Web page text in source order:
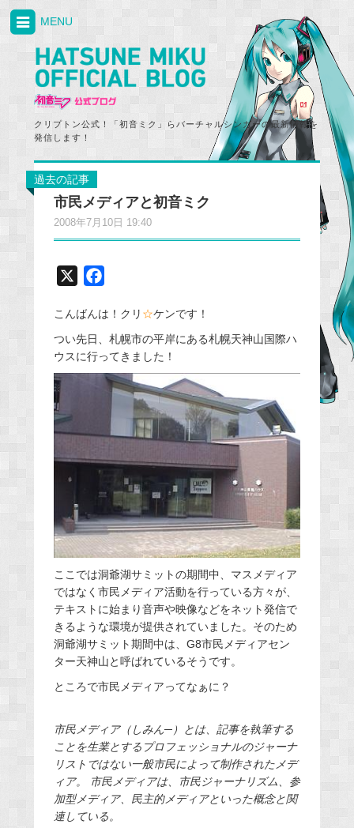
クリプトン公式！「初音ミク」らバーチャルシンガーの最新情報を
発信します！
MENU
過去の記事
市民メディアと初音ミク
2008年7月10日 19:40
c
e
b
o
こんばんは！クリ ☆ケンです！
つい先日、札幌市の平岸にある札幌天神山国際ハ
ウスに行ってきました！
ここでは洞爺湖サミットの期間中、マスメディア
ではなく市民メディア活動を行っている方々が、
テキストに始まり音声や映像などをネット発信で
きるような環境が提供されていました。そのため
洞爺湖サミット期間中は、G8市民メディアセン
ター天神山と呼ばれているそうです。
ところで市民メディアってなぁに？
市民メディア（しみん─）とは、記事を執筆する
ことを生業とするプロフェッショナルのジャーナ
リストではない一般市民によって制作されたメデ
ィア。 市民メディアは、市民ジャーナリズム、参
加型メディア、民主的メディアといった概念と関
連している。